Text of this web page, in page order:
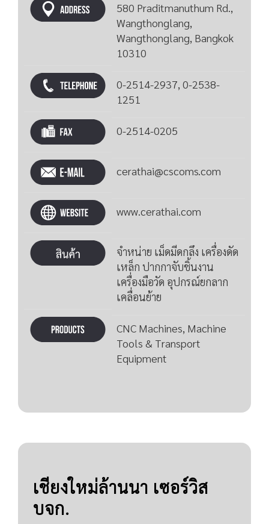
580 Praditmanuthum Rd.,
Wangthonglang,
Wangthonglang, Bangkok
10310
0-2514-2937, 0-2538-
1251
0-2514-0205
cerathai@cscoms.com
www.cerathai.com
จำหน่าย เม็ดมีดกลึง เครื่องดัด
เหล็ก ปากกาจับชิ้นงาน
เครื่องมือวัด อุปกรณ์ยกลาก
เคลื่อนย้าย
CNC Machines, Machine
Tools & Transport
Equipment
เชียงใหม่ล้านนา เซอร์วิส
บจก.